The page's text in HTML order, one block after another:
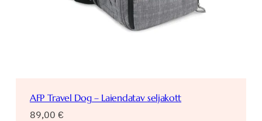
AFP Travel Dog – Laiendatav seljakott
89,00 €